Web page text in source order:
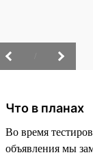
Что в планах
Во время
объявления мы